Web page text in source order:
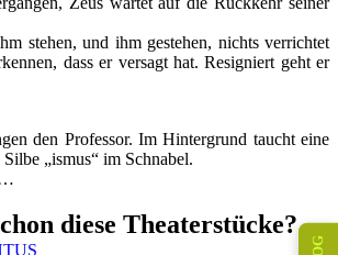
stehen, und ihm gestehen, nichts verrichtet
dass er versagt hat. Resigniert geht er
den Professor. Im Hintergrund taucht eine
„ismus“ im Schnabel.
…
diese Theaterstücke?